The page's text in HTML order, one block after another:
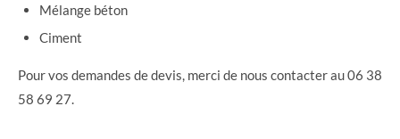
Mélange béton
Ciment
Pour vos demandes de devis, merci de nous contacter au 06 38
58 69 27.